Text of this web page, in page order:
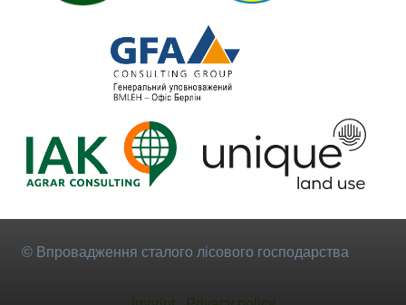
© Впровадження сталого лісового господарства